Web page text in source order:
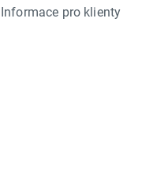
Informace pro klienty